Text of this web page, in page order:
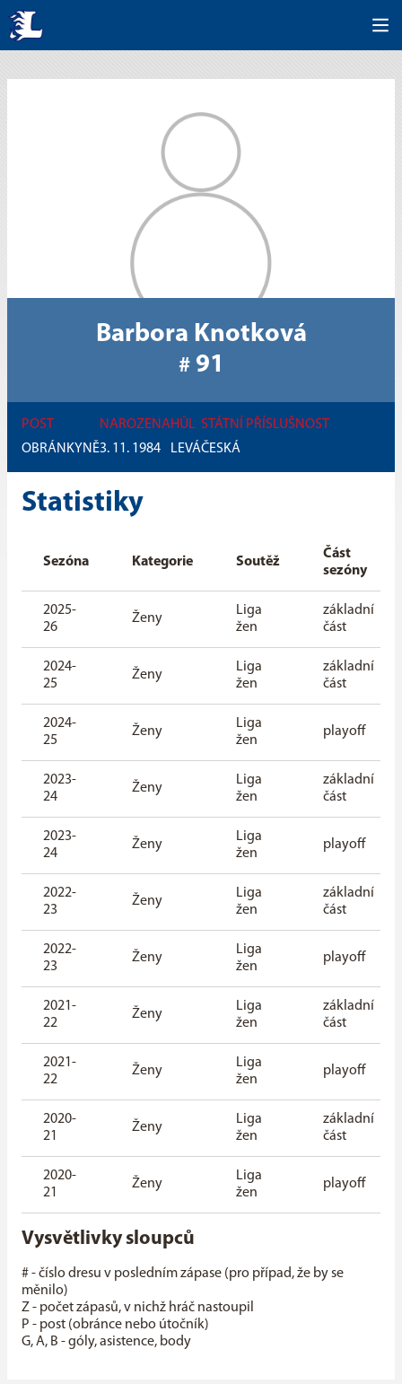
Barbora Knotková
# 91
POST
OBRÁNKYNĚ
NAROZENA
3. 11. 1984
HŮL
LEVÁ
STÁTNÍ PŘÍSLUŠNOST
ČESKÁ
Statistiky
Sezóna Kategorie Soutěž
Část
sezóny
2025-
26
Ženy
Liga
žen
základní
část
2024-
25
Ženy
Liga
žen
základní
část
2024-
25
Ženy
Liga
žen
playoff
2023-
24
Ženy
Liga
žen
základní
část
2023-
24
Ženy
Liga
žen
playoff
2022-
23
Ženy
Liga
žen
základní
část
2022-
23
Ženy
Liga
žen
playoff
2021-
22
Ženy
Liga
žen
základní
část
2021-
22
Ženy
Liga
žen
playoff
2020-
21
Ženy
Liga
žen
základní
část
2020-
21
Ženy
Liga
žen
playoff
Vysvětlivky sloupců
# - číslo dresu v posledním zápase (pro případ, že by se
měnilo)
Z - počet zápasů, v nichž hráč nastoupil
P - post (obránce nebo útočník)
G, A, B - góly, asistence, body